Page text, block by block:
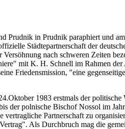
Prudnik in Prudnik paraphiert und
Städtepartnerschaft der
nach schweren Zeiten
mit K. H. Schnell im Rahmen
Friedensmission, "eine
1983 erstmals der
der polnische Bischof Nossol im
Partnerschaft zu
Als Durchbruch mag die